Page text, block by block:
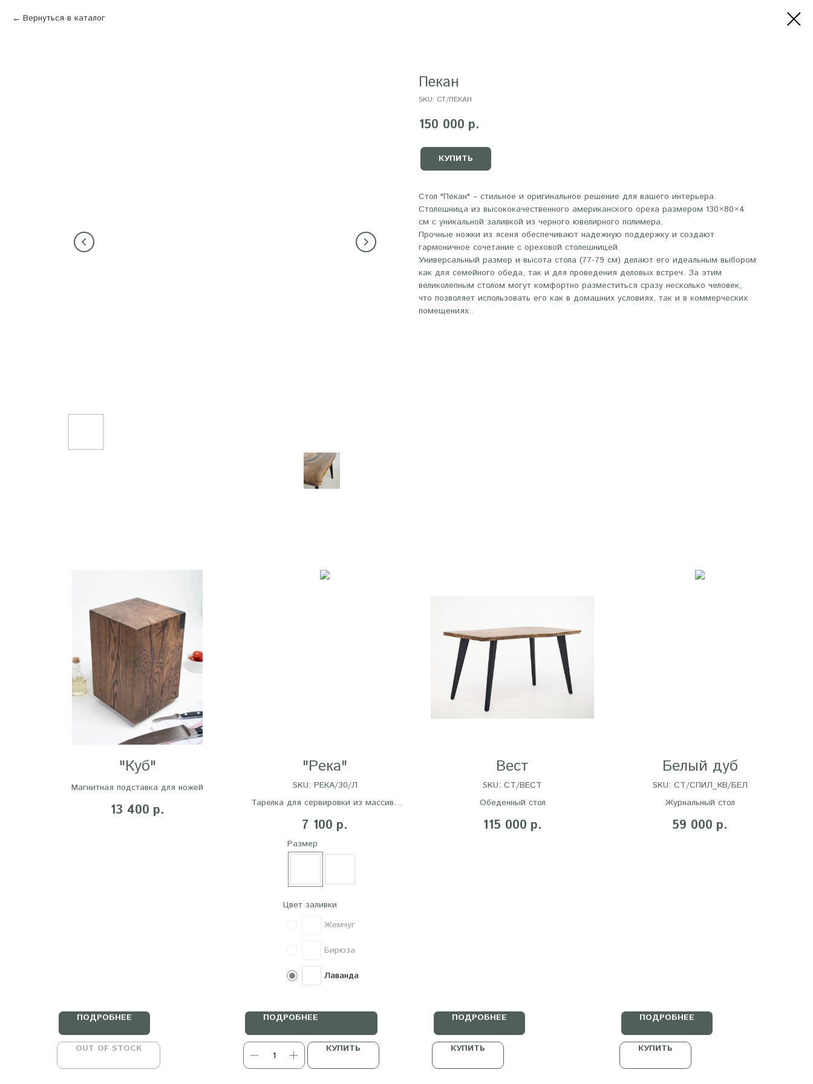
Вернуться в каталог
Пекан
SKU: СТ/ПЕКАН
150 000 р.
КУПИТЬ
Стол "Пекан" – стильное и оригинальное решение для вашего интерьера.
Столешница из высококачественного американского ореха размером 130×80×4
см с уникальной заливкой из черного ювелирного полимера.
Прочные ножки из ясеня обеспечивают надежную поддержку и создают
гармоничное сочетание с ореховой столешницей.
Универсальный размер и высота стола (77-79 см) делают его идеальным выбором
как для семейного обеда, так и для проведения деловых встреч. За этим
великолепным столом могут комфортно разместиться сразу несколько человек,
что позволяет использовать его как в домашних условиях, так и в коммерческих
помещениях.
"Куб"
Магнитная подставка для ножей
13 400 р.
ПОДРОБНЕЕ
OUT OF STOCK
"Река"
SKU: РЕКА/30/Л
Тарелка для сервировки из массива
7 100 р.
Размер
Цвет заливки
Жемчуг
Бирюза
Лаванда
ПОДРОБНЕЕ
КУПИТЬ
Вест
SKU: СТ/ВЕСТ
Обеденный стол
115 000 р.
ПОДРОБНЕЕ
КУПИТЬ
Белый дуб
SKU: СТ/СПИЛ_КВ/БЕЛ
Журнальный стол
59 000 р.
ПОДРОБНЕЕ
КУПИТЬ